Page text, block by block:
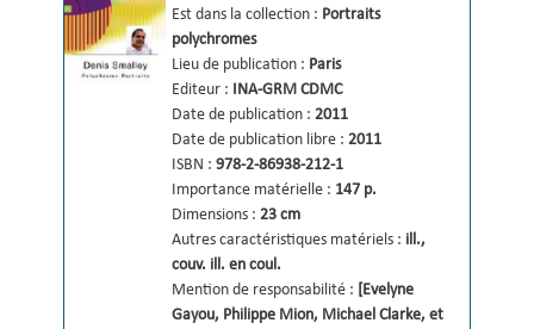
Est dans la collection : Portraits
polychromes
Lieu de publication : Paris
Editeur :
INA-GRMCDMC
Date de publication : 2011
Date de publication libre : 2011
ISBN : 978-2-86938-212-1
Importance matérielle : 147 p.
Dimensions : 23 cm
Autres caractéristiques matériels : ill.,
couv. ill. en coul.
Mention de responsabilité : [Evelyne
Gayou, Philippe Mion, Michael Clarke, et